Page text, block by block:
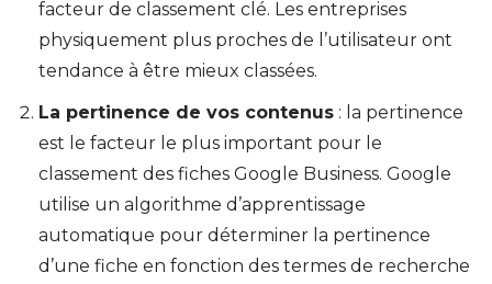
facteur de classement clé. Les entreprises
physiquement plus proches de l’utilisateur ont
tendance à être mieux classées.
La pertinence de vos contenus : la pertinence
est le facteur le plus important pour le
classement des fiches Google Business. Google
utilise un algorithme d’apprentissage
automatique pour déterminer la pertinence
d’une fiche en fonction des termes de recherche